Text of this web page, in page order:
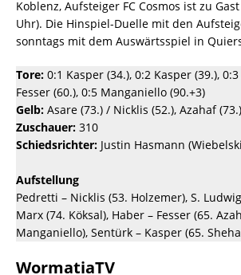
Koblenz, Aufsteiger FC Cosmos ist zu
Uhr). Die Hinspiel-Duelle mit den
sonntags mit dem Auswärtsspiel in
Tore: 0:1 Kasper (34.), 0:2 Kasper (39.),
Fesser (60.), 0:5 Manganiello (90.+3)
Gelb: Asare (73.) / Nicklis (52.), Azahaf (73.)
Zuschauer: 310
Schiedsrichter: Justin Hasmann
Aufstellung
Pedretti – Nicklis (53. Holzemer), S.
Marx (74. Köksal), Haber – Fesser (65.
Manganiello), Sentürk – Kasper (65.
WormatiaTV